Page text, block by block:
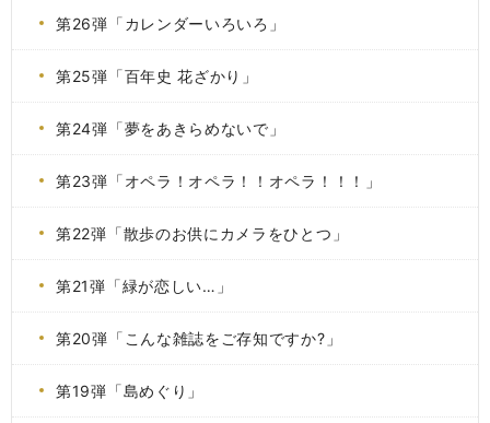
第26弾「カレンダーいろいろ」
第25弾「百年史 花ざかり」
第24弾「夢をあきらめないで」
第23弾「オペラ！オペラ！！オペラ！！！」
第22弾「散歩のお供にカメラをひとつ」
第21弾「緑が恋しい…」
第20弾「こんな雑誌をご存知ですか?」
第19弾「島めぐり」